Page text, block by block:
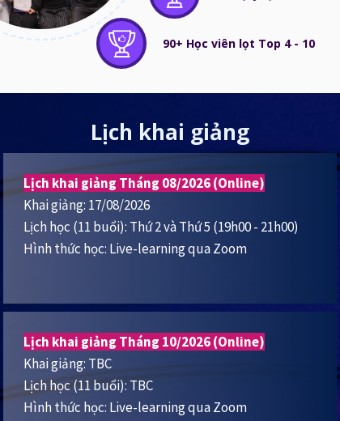
90+ Học viên lọt Top 4 - 10
Lịch khai giảng
Lịch khai giảng Tháng 08/2026 (Online)
Khai giảng: 17/08/2026
Lịch học (11 buổi): Thứ 2 và Thứ 5 (19h00 - 21h00)
Hình thức học: Live-learning qua Zoom
Lịch khai giảng Tháng 10/2026 (Online)
Khai giảng: TBC
Lịch học (11 buổi): TBC
Hình thức học: Live-learning qua Zoom